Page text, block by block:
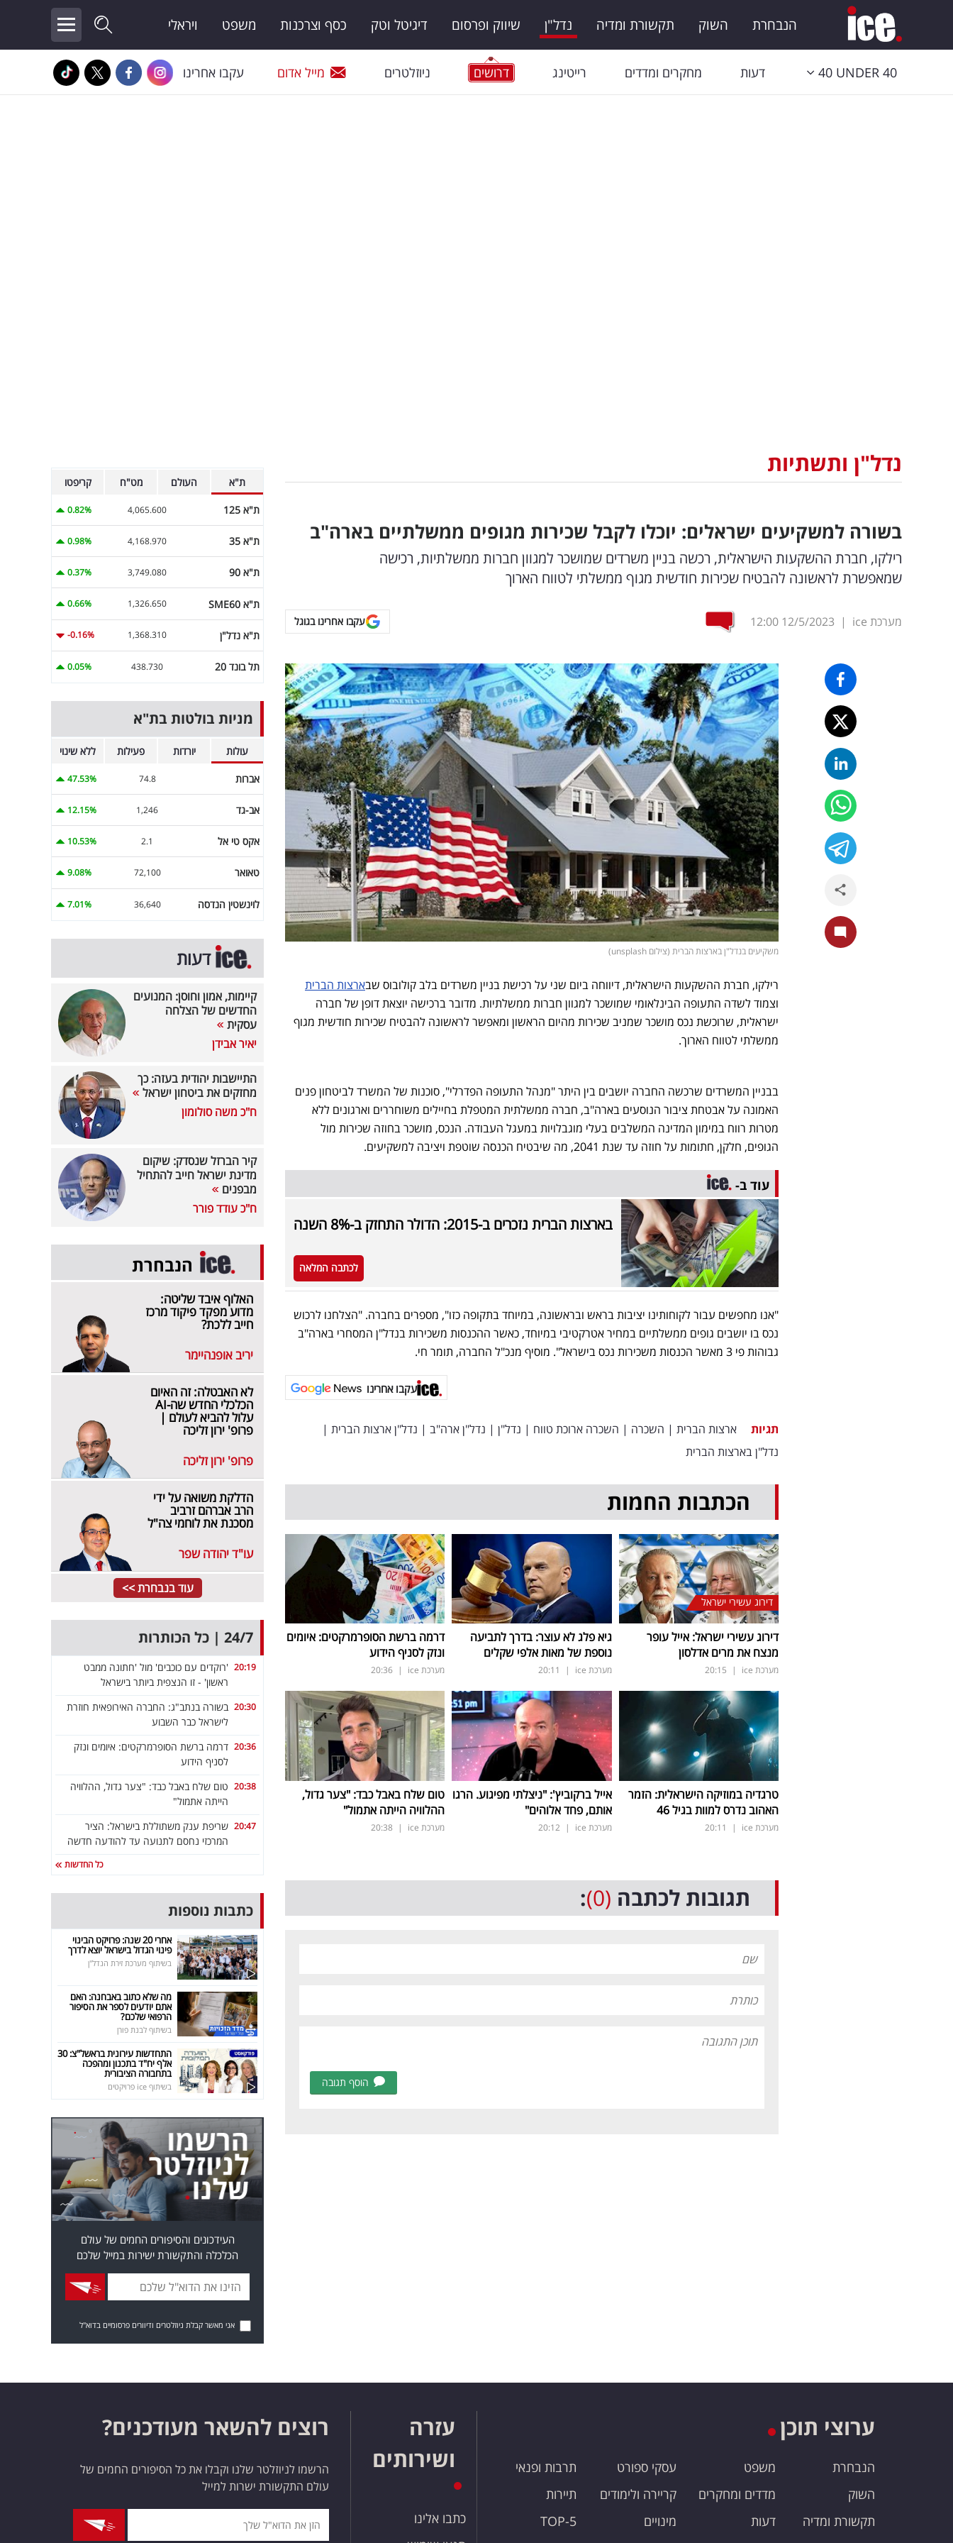
הנבחרת השוק תקשורת ומדיה נדל"ן שיווק ופרסום דיגיטל וטק כסף וצרכנות משפט ויראלי
40 UNDER 40 דעות מחקרים ומדדים רייטינג דרושים ניוזלטרים מייל אדום עקבו אחרינו
נדל"ן ותשתיות
בשורה למשקיעים ישראלים: יוכלו לקבל שכירות מגופים ממשלתיים בארה"ב
רילקו, חברת ההשקעות הישראלית, רכשה בניין משרדים שמושכר למגוון חברות ממשלתיות, רכישה
שמאפשרת לראשונה להבטיח שכירות חודשית מגוף ממשלתי לטווח הארוך
מערכת ice |
12/5/2023
12:00 עקבו אחרינו בגוגל
משקיעים בנדל"ן בארצות הברית (צילום unsplash)
רילקו, חברת ההשקעות הישראלית, דיווחה ביום שני על רכישת בניין משרדים בלב קולובוס שבארצות הברית
וצמוד לשדה התעופה הבינלאומי שמושכר למגוון חברות ממשלתיות. מדובר ברכישה יוצאת דופן של חברה
ישראלית, שרוכשת נכס מושכר שמניב שכירות מהיום הראשון ומאפשר לראשונה להבטיח שכירות חודשית מגוף
ממשלתי לטווח הארוך.
בבניין המשרדים שרכשה החברה יושבים בין היתר "מנהל התעופה הפדרלי", סוכנות של המשרד לביטחון פנים
האמונה על אבטחת ציבור הנוסעים בארה"ב, חברה ממשלתית המטפלת בחיילים משוחררים וארגונים ללא
מטרות רווח במימון המדינה המשלבים בעלי מוגבלויות במעגל העבודה. הנכס, מושכר בחוזה שכירות מול
הגופים, חלקן, חתומות על חוזה עד שנת 2041, מה שיבטיח הכנסה שוטפת ויציבה למשקיעים.
עוד ב-
בארצות הברית נזכרים ב-2015: הדולר התחזק ב-8% השנה
לכתבה המלאה
"אנו מחפשים עבור לקוחותינו יציבות בראש ובראשונה, במיוחד בתקופה כזו", מספרים בחברה. "הצלחנו לרכוש
נכס בו יושבים גופים ממשלתיים במחיר אטרקטיבי במיוחד, כאשר ההכנסות משכירות בנדל"ן המסחרי בארה"ב
גבוהות פי 3 מאשר הכנסות משכירות נכס בישראל". מוסיף מנכ"ל החברה, תומר חי.
עקבו אחרינו
תגיות ארצות הברית | השכרה | השכרה ארוכת טווח | נדל"ן | נדל"ן ארה"ב | נדל"ן ארצות הברית |
נדל"ן בארצות הברית
הכתבות החמות
דירוג עשירי ישראל
דירוג עשירי ישראל: אייל עופר
מנצח את מרים אדלסון
מערכת ice |
20:15
גיא פלג לא עוצר: בדרך לתביעה
נוספת של מאות אלפי שקלים
מערכת ice |
20:11
דרמה ברשת הסופרמרקטים: איומים
ונזק לסניף הידוע
מערכת ice |
20:36
טרגדיה במוזיקה הישראלית: הזמר
האהוב נדרס למוות בגיל 46
מערכת ice |
20:11
אייל ברקוביץ': "ניצלתי מפיגוע. הרגו
אותם, פחד אלוהים"
מערכת ice |
20:12
טום שלח באבל כבד: "צער גדול,
ההלוויה הייתה אתמול"
מערכת ice |
20:38
תגובות לכתבה (0)
:
הוסף תגובה
ת"א העולם מט"ח קריפטו
ת"א 125 4,065.600
0.82%
ת"א 35 4,168.970
0.98%
ת"א 90 3,749.080
0.37%
ת"א SME60 1,326.650
0.66%
ת"א נדל"ן 1,368.310
-0.16%
תל בונד 20 438.730
0.05%
מניות בולטות בת"א
עולות יורדות פעילות ללא שינוי
אברות 74.8
47.53%
אב-גד 1,246
12.15%
אקס טי אל 2.1
10.53%
טאואר 72,100
9.08%
לוינשטין הנדסה 36,640
7.01%
דעות
קיימות, אמון וחוסן: המנועים
החדשים של הצלחה
עסקית
יאיר אבידן
התיישבות יהודית בעזה: כך
מחזקים את ביטחון ישראל
ח"כ משה סולומון
קיר הברזל שנסדק: שיקום
מדינת ישראל חייב להתחיל
מבפנים
ח"כ עודד פורר
הנבחרת
האלוף איבד שליטה:
מדוע מפקד פיקוד מרכז
חייב ללכת?
יריב אופנהיימר
לא האבטלה: זה האיום
הכלכלי החדש שה-AI
עלול להביא לעולם |
פרופ' ירון זליכה
פרופ' ירון זליכה
הדלקת משואה על ידי
הרב אברהם זרביב
מסכנת את לוחמי צה"ל
עו"ד יהודה שפר
עוד בנבחרת >>
24/7 | כל הכותרות
20:19 'רוקדים עם כוכבים' מול 'חתונה ממבט
ראשון' - זו הנצפית ביותר בישראל
20:30 בשורה בנתב"ג: החברה האירופאית חוזרת
לישראל כבר השבוע
20:36 דרמה ברשת הסופרמרקטים: איומים ונזק
לסניף הידוע
20:38 טום שלח באבל כבד: "צער גדול, ההלוויה
הייתה אתמול"
20:47 שריפת ענק משתוללת בישראל: הציר
המרכזי נחסם לתנועה עד להודעה חדשה
כל החדשות
כתבות נוספות
אחרי 20 שנה: פרויקט הבינוי
פינוי הגדול בישראל יוצא לדרך
בשיתוף מערכת זירת הנדל"ן
מה שלא כתוב באבחנה: האם
אתם יודעים לספר את הסיפור
הרפואי שלכם?
בשיתוף לבנת פורן
התחדשות עירונית בראשל"צ: 30
אלף יח"ד בתכנון ומהפכה
בתחבורה הציבורית
בשיתוף ice פרויקטים
העידכונים והסיפורים החמים של עולם
הכלכלה והתקשורת ישירות במייל שלכם
אני מאשר קבלת ניוזלטרים ודיוורים פרסומיים בדוא"ל
ערוצי תוכן
הנבחרת
השוק
תקשורת ומדיה
משפט
מדדים ומחקרים
דעות
עסקי ספורט
קריירה ולימודים
מינויים
תרבות ופנאי
תיירות
TOP-5
עזרה
ושירותים
כתבו אלינו
רוצים להשאר מעודכנים?
הרשמו לניוזלטר שלנו וקבלו את כל הסיפורים החמים של
עולם התקשורת ישרות למייל